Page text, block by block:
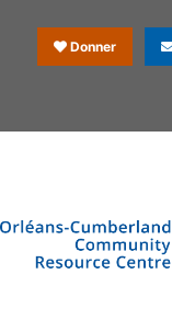
Donner